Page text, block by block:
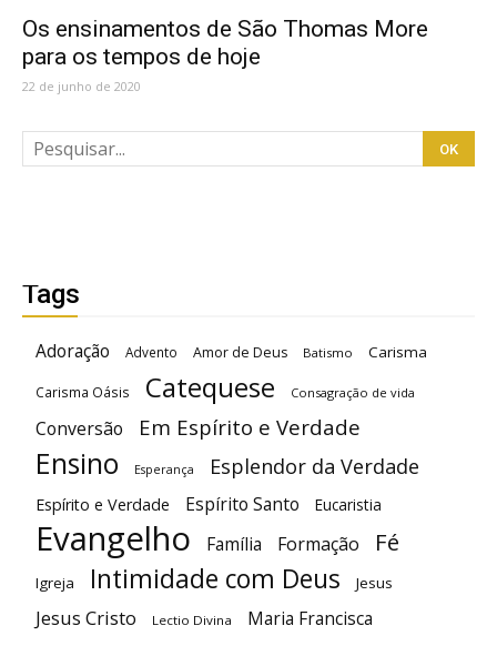
Os ensinamentos de São Thomas More
para os tempos de hoje
22 de junho de 2020
Tags
Adoração Advento Amor de Deus Batismo Carisma
Carisma Oásis Catequese Consagração de vida
Conversão Em Espírito e Verdade
Ensino Esperança Esplendor da Verdade
Espírito e Verdade Espírito Santo Eucaristia
Evangelho Família Formação Fé
Igreja Intimidade com Deus Jesus
Jesus Cristo Lectio Divina Maria Francisca